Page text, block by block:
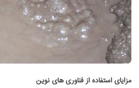
مزایای استفاده از فناوری های نوین